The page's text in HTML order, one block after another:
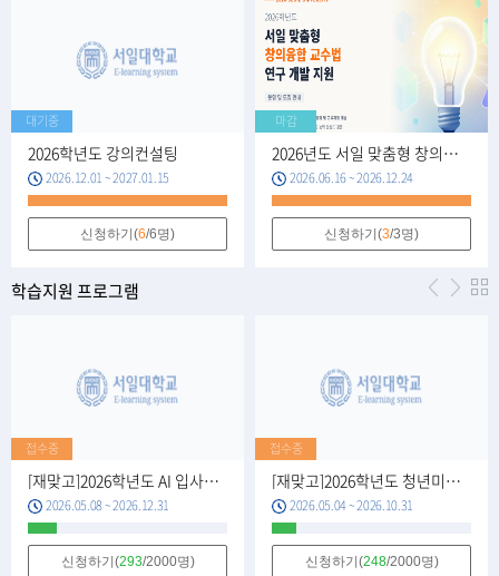
대기중
2026학년도 강의컨설팅
2026.12.01 ~ 2027.01.15
신청하기(6/6명)
마감
2026년도 서일 맞춤형 창의융합 교수법 연구 개발 지원
2026.06.16 ~ 2026.12.24
신청하기(3/3명)
학습지원 프로그램
접수중
[재맞고]2026학년도 AI 입사지원서 입문 프로그램(120분)
2026.05.08 ~ 2026.12.31
신청하기(293/2000명)
접수중
[재맞고]2026학년도 청년미래직진(온라인) 2강(120분)
2026.05.04 ~ 2026.10.31
신청하기(248/2000명)